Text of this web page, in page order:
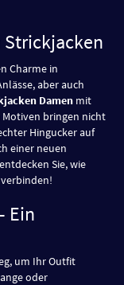
Strickjacken
Charme in
aber auch
Damen mit
bringen nicht
Hingucker auf
einer neuen
Sie, wie
Ein
um Ihr Outfit
oder